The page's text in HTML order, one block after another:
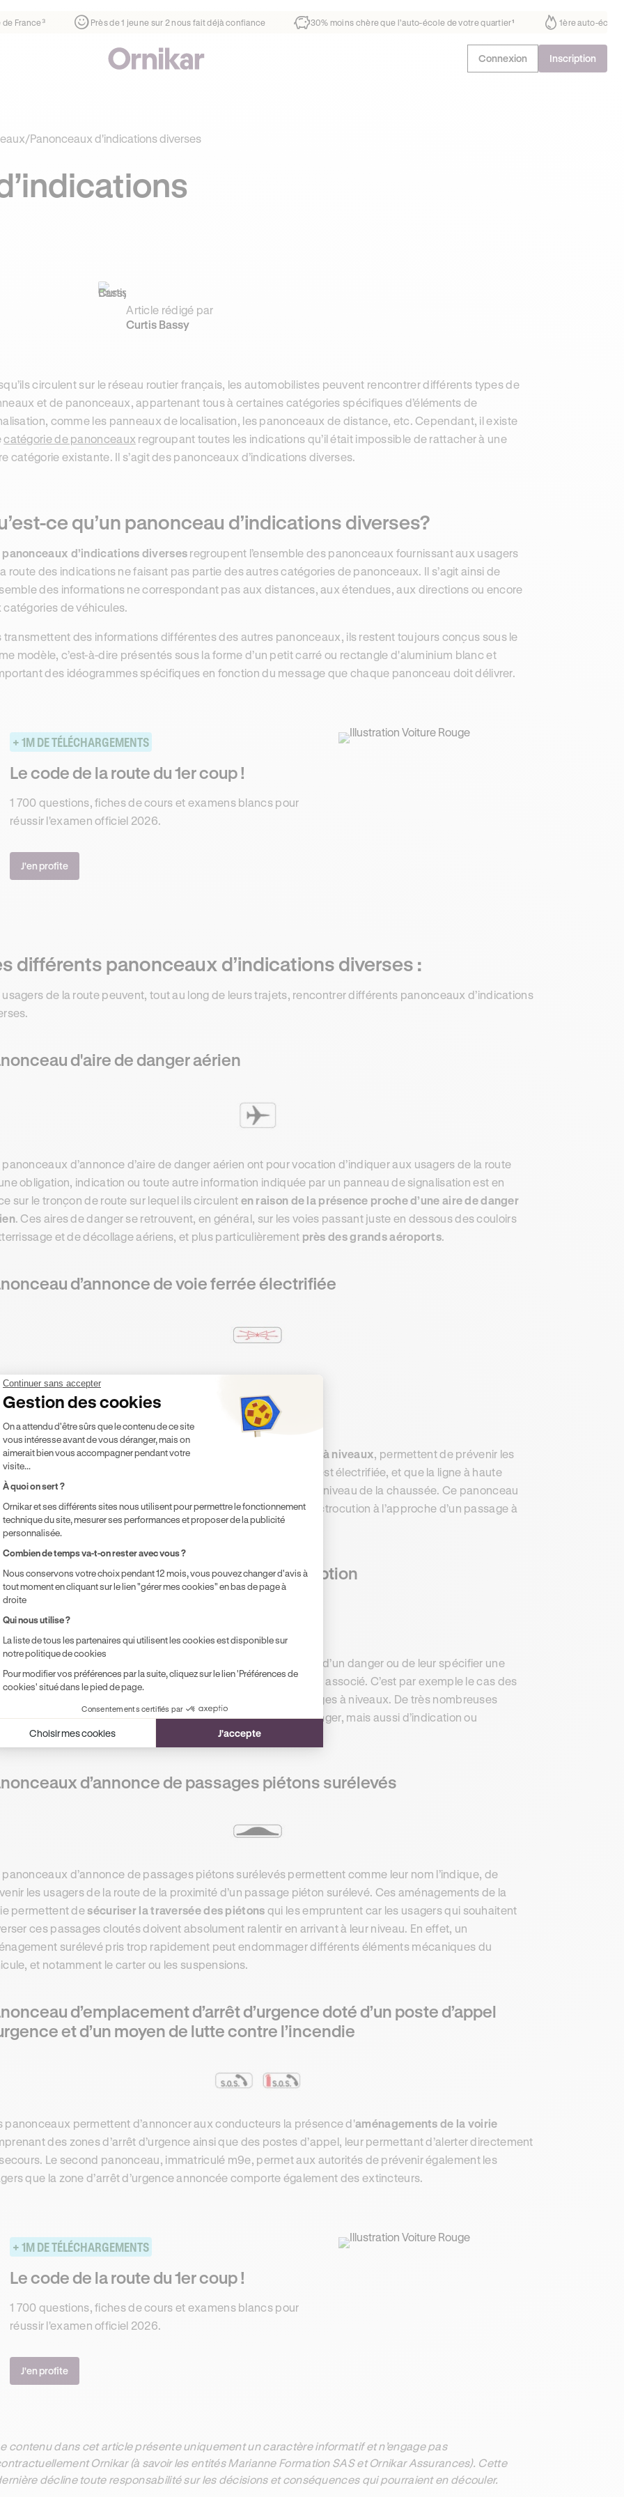
¹ 1ère auto-école de France³ Près de 1 jeune sur 2 nous fait déjà confiance 30% moins chère que l’auto-école de votre
Connexion Inscription
/Panonceaux d'indications diverses
Article rédigé par
Curtis Bassy
circulent sur le réseau routier français, les automobilistes peuvent rencontrer différents types de
et de panonceaux, appartenant tous à certaines catégories spécifiques d’éléments de
comme les panneaux de localisation, les panonceaux de distance, etc. Cependant, il existe
catégorie de panonceaux regroupant toutes les indications qu’il était impossible de rattacher à une
catégorie existante. Il s’agit des panonceaux d’indications diverses.
ce qu’un panonceau d’indications diverses?
panonceaux d’indications diverses regroupent l’ensemble des panonceaux fournissant aux usagers
route des indications ne faisant pas partie des autres catégories de panonceaux. Il s’agit ainsi de
des informations ne correspondant pas aux distances, aux étendues, aux directions ou encore
catégories de véhicules.
transmettent des informations différentes des autres panonceaux, ils restent toujours conçus sous le
modèle, c’est-à-dire présentés sous la forme d’un petit carré ou rectangle d'aluminium blanc et
des idéogrammes spécifiques en fonction du message que chaque panonceau doit délivrer.
+ 1M DE TÉLÉCHARGEMENTS
Le code de la route du 1er coup !
1 700 questions, fiches de cours et examens blancs pour
réussir l'examen officiel 2026.
J'en profite
différents panonceaux d’indications diverses :
usagers de la route peuvent, tout au long de leurs trajets, rencontrer différents panonceaux d’indications
d'aire de danger aérien
panonceaux d’annonce d’aire de danger aérien ont pour vocation d’indiquer aux usagers de la route
obligation, indication ou toute autre information indiquée par un panneau de signalisation est en
sur le tronçon de route sur lequel ils circulent en raison de la présence proche d’une aire de danger
. Ces aires de danger se retrouvent, en général, sur les voies passant juste en dessous des couloirs
et de décollage aériens, et plus particulièrement près des grands aéroports.
d’annonce de voie ferrée électrifiée
panonceaux, qui se retrouvent uniquement près de passages à niveaux, permettent de prévenir les
de la route que la voie ferrée qu’ils s’apprêtent à traverser est électrifiée, et que la ligne à haute
se trouve à une hauteur inférieure à 6 mètres au-dessus du niveau de la chaussée. Ce panonceau
donc d’informer les conducteurs d’un possible risque d’électrocution à l’approche d’un passage à
comportant cet élément de signalisation.
d’indications diverses par inscription
panonceaux permettent aux autorités de prévenir les usagers d’un danger ou de leur spécifier une
pour laquelle il n’existe pas ou pas encore d’idéogramme associé. C’est par exemple le cas des
“un train peut en cacher un autre” à l’approche des passages à niveaux. De très nombreuses
existent et peuvent servir à spécifier des panneaux de danger, mais aussi d’indication ou
d’annonce de passages piétons surélevés
panonceaux d’annonce de passages piétons surélevés permettent comme leur nom l’indique, de
les usagers de la route de la proximité d’un passage piéton surélevé. Ces aménagements de la
permettent desécuriser la traversée des piétons qui les empruntent car les usagers qui souhaitent
ces passages cloutés doivent absolument ralentir en arrivant à leur niveau. En effet, un
surélevé pris trop rapidement peut endommager différents éléments mécaniques du
et notamment le carter ou les suspensions.
d’emplacement d’arrêt d’urgence doté d’un poste d’appel
et d’un moyen de lutte contre l’incendie
panonceaux permettent d’annoncer aux conducteurs la présence d'aménagements de la voirie
des zones d’arrêt d’urgence ainsi que des postes d’appel, leur permettant d’alerter directement
Le second panonceau, immatriculé m9e, permet aux autorités de prévenir également les
que la zone d’arrêt d’urgence annoncée comporte également des extincteurs.
+ 1M DE TÉLÉCHARGEMENTS
Le code de la route du 1er coup !
1 700 questions, fiches de cours et examens blancs pour
réussir l'examen officiel 2026.
J'en profite
contenu dans cet article présente uniquement un caractère informatif et n’engage pas
Ornikar (à savoir les entités Marianne Formation SAS et Ornikar Assurances). Cette
décline toute responsabilité sur les décisions et conséquences qui pourraient en découler.
Continuer sans accepter
Gestion des cookies
Plateforme de Gestion du Consentement : Personnalisez vos Options
On a attendu d'être sûrs que le contenu de ce site
vous intéresse avant de vous déranger, mais on
aimerait bien vous accompagner pendant votre
visite...
À quoi on sert ?
Ornikar et ses différents sites nous utilisent pour permettre le fonctionnement
technique du site, mesurer ses performances et proposer de la publicité
personnalisée.
Combien de temps va-t-on rester avec vous ?
Nous conservons votre choix pendant 12 mois, vous pouvez changer d'avis à
tout moment en cliquant sur le lien "gérer mes cookies" en bas de page à
droite
Qui nous utilise ?
La liste de tous les partenaires qui utilisent les cookies est disponible sur
notre politique de cookies
Pour modifier vos préférences par la suite, cliquez sur le lien 'Préférences de
cookies' situé dans le pied de page.
Consentements certifiés par
Choisir mes cookies J'accepte
Axeptio consent